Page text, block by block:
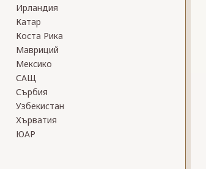
Ирландия
Катар
Коста Рика
Мавриций
Мексико
САЩ
Сърбия
Узбекистан
Хърватия
ЮАР